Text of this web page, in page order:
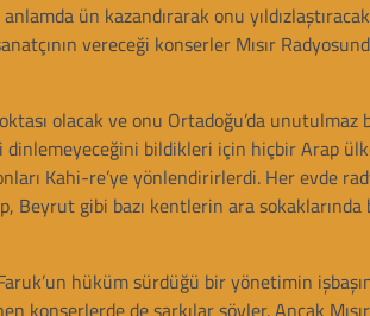
ün kazandırarak onu
vereceği konserler Mısır
olacak ve onu Ortadoğu’da
bildikleri için hiçbir Arap
Kahi-re’ye yönlendirirlerdi. Her evde
Beyrut gibi bazı kentlerin ara
hüküm sürdüğü bir yönetimin